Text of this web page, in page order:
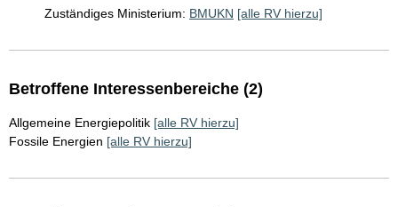
Zuständiges Ministerium: BMUKN [alle RV hierzu]
Betroffene Interessenbereiche (2)
Allgemeine Energiepolitik [alle RV hierzu]
Fossile Energien [alle RV hierzu]